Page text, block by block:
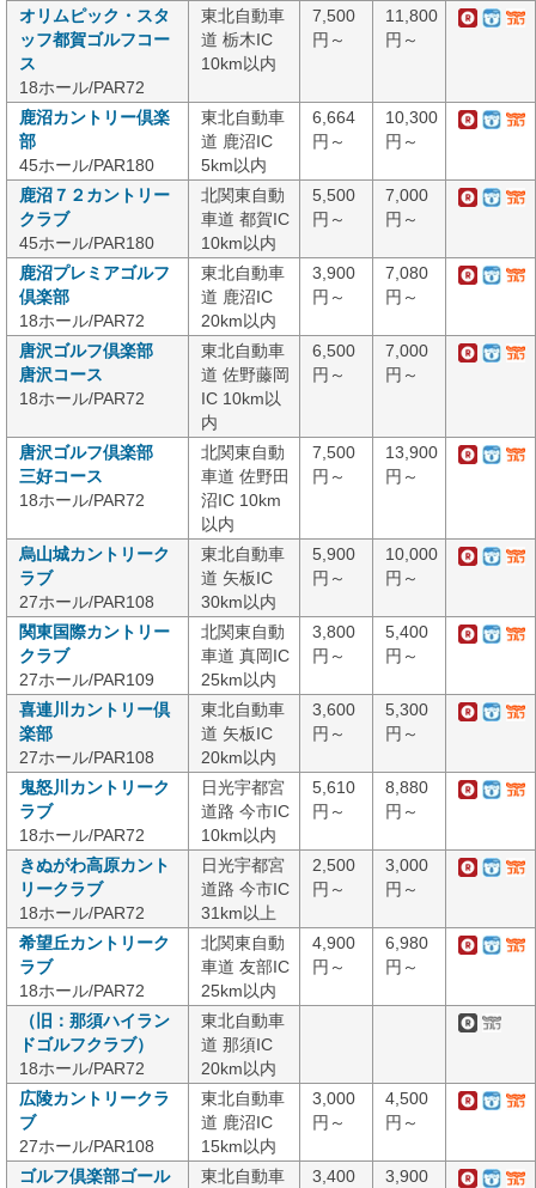
オリムピック・スタ
ッフ都賀ゴルフコー
ス
18ホール/PAR72
東北自動車
道 栃木IC
10km以内
7,500
円～
11,800
円～
鹿沼カントリー倶楽
部
45ホール/PAR180
東北自動車
道 鹿沼IC
5km以内
6,664
円～
10,300
円～
鹿沼７２カントリー
クラブ
45ホール/PAR180
北関東自動
車道 都賀IC
10km以内
5,500
円～
7,000
円～
鹿沼プレミアゴルフ
倶楽部
18ホール/PAR72
東北自動車
道 鹿沼IC
20km以内
3,900
円～
7,080
円～
唐沢ゴルフ倶楽部
唐沢コース
18ホール/PAR72
東北自動車
道 佐野藤岡
IC 10km以
内
6,500
円～
7,000
円～
唐沢ゴルフ倶楽部
三好コース
18ホール/PAR72
北関東自動
車道 佐野田
沼IC 10km
以内
7,500
円～
13,900
円～
烏山城カントリーク
ラブ
27ホール/PAR108
東北自動車
道 矢板IC
30km以内
5,900
円～
10,000
円～
関東国際カントリー
クラブ
27ホール/PAR109
北関東自動
車道 真岡IC
25km以内
3,800
円～
5,400
円～
喜連川カントリー倶
楽部
27ホール/PAR108
東北自動車
道 矢板IC
20km以内
3,600
円～
5,300
円～
鬼怒川カントリーク
ラブ
18ホール/PAR72
日光宇都宮
道路 今市IC
10km以内
5,610
円～
8,880
円～
きぬがわ高原カント
リークラブ
18ホール/PAR72
日光宇都宮
道路 今市IC
31km以上
2,500
円～
3,000
円～
希望丘カントリーク
ラブ
18ホール/PAR72
北関東自動
車道 友部IC
25km以内
4,900
円～
6,980
円～
（旧：那須ハイラン
ドゴルフクラブ）
18ホール/PAR72
東北自動車
道 那須IC
20km以内
広陵カントリークラ
ブ
27ホール/PAR108
東北自動車
道 鹿沼IC
15km以内
3,000
円～
4,500
円～
ゴルフ倶楽部ゴール
東北自動車
3,400
3,900